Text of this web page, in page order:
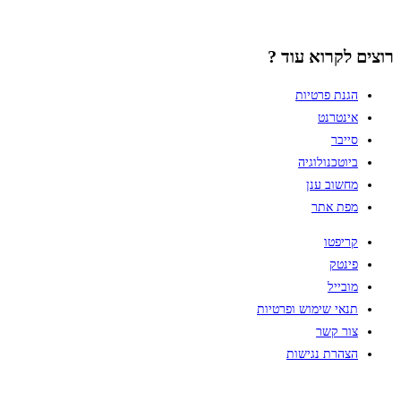
רוצים לקרוא עוד ?
הגנת פרטיות
אינטרנט
סייבר
ביוטכנולוגיה
מחשוב ענן
מפת אתר
קריפטו
פינטק
מובייל
תנאי שימוש ופרטיות
צור קשר
הצהרת נגישות